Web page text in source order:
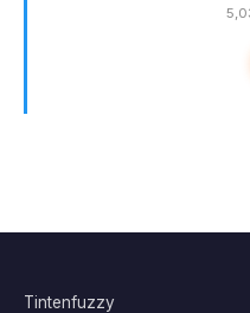
Tintenfuzzy